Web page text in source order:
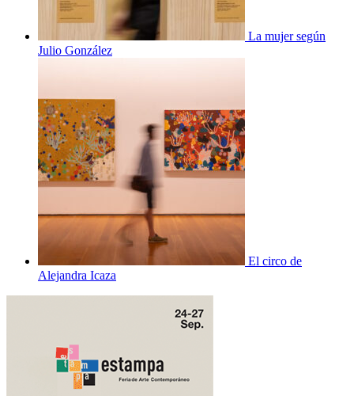
La mujer según
Julio González
El circo de
Alejandra Icaza